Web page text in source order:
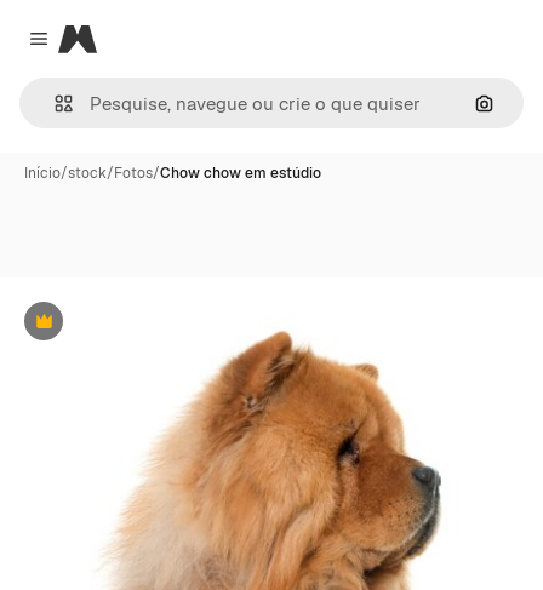
Close menu
Magnific
Início/stock/Fotos/Chow chow em estúdio
Premium